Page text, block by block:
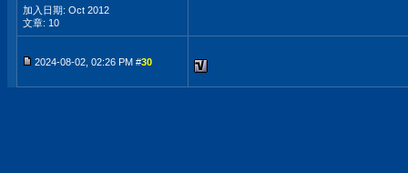
加入日期: Oct 2012
文章: 10
2024-08-02, 02:26 PM #30